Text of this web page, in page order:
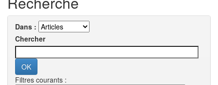
Dans :
Chercher
Filtres courants :